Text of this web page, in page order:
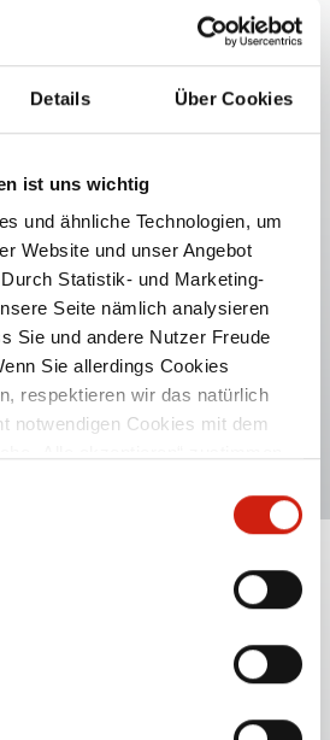
Details Über Cookies
ist uns wichtig
und ähnliche Technologien, um
Website und unser Angebot
Statistik- und Marketing-
Seite nämlich analysieren
Sie und andere Nutzer Freude
Sie allerdings Cookies
respektieren wir das natürlich
notwendigen Cookies mit dem
von Rauch und Staub
ONLINE-SHOP